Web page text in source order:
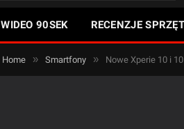
WIDEO 90SEK RECENZJE
Home » Smartfony » Nowe Xperie 10 i